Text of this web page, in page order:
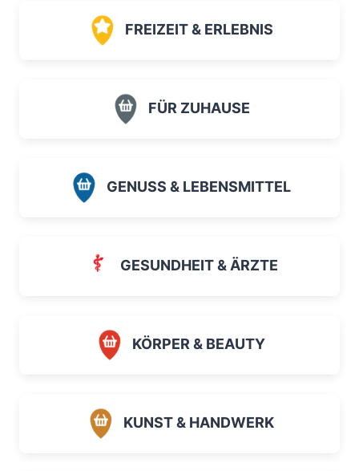
FREIZEIT & ERLEBNIS
FÜR ZUHAUSE
GENUSS & LEBENSMITTEL
GESUNDHEIT & ÄRZTE
KÖRPER & BEAUTY
KUNST & HANDWERK